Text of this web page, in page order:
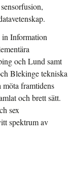
Information
och Lund samt
Blekinge tekniska
framtidens
och brett sätt.
sex
spektrum av